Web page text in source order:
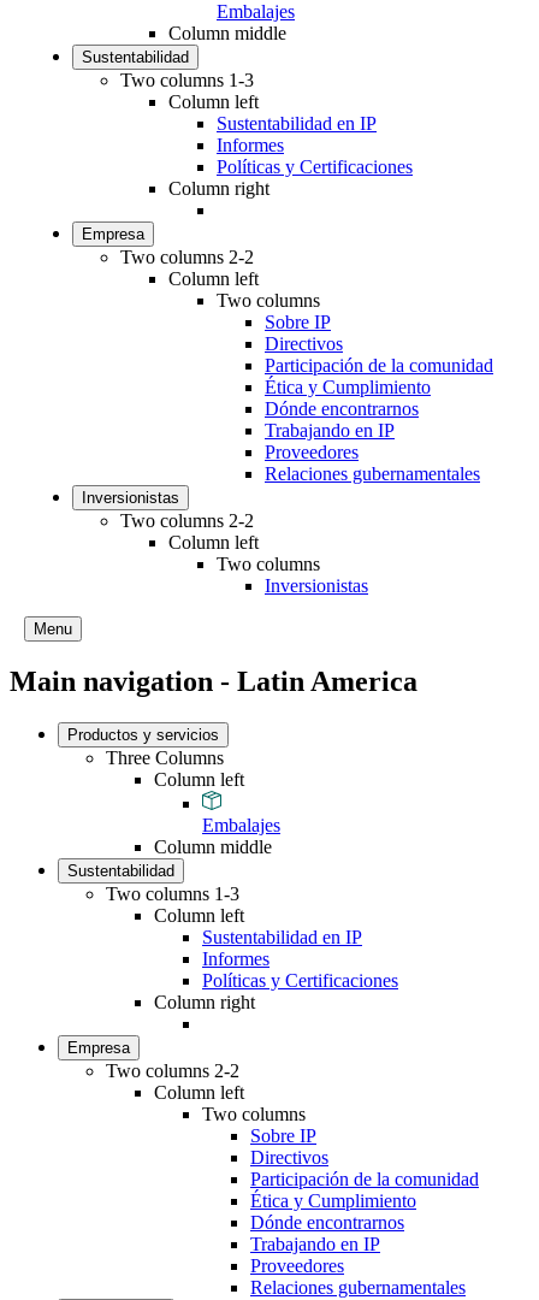
Embalajes
Column middle
Sustentabilidad
Two columns 1-3
Column left
Sustentabilidad en IP
Informes
Políticas y Certificaciones
Column right
Empresa
Two columns 2-2
Column left
Two columns
Sobre IP
Directivos
Participación de la comunidad
Ética y Cumplimiento
Dónde encontrarnos
Trabajando en IP
Proveedores
Relaciones gubernamentales
Inversionistas
Two columns 2-2
Column left
Two columns
Inversionistas
Menu
Main navigation - Latin America
Productos y servicios
Three Columns
Column left
Embalajes
Column middle
Sustentabilidad
Two columns 1-3
Column left
Sustentabilidad en IP
Informes
Políticas y Certificaciones
Column right
Empresa
Two columns 2-2
Column left
Two columns
Sobre IP
Directivos
Participación de la comunidad
Ética y Cumplimiento
Dónde encontrarnos
Trabajando en IP
Proveedores
Relaciones gubernamentales